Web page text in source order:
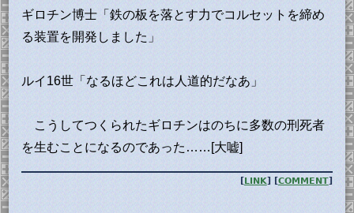
ギロチン博士「鉄の板を落とす力でコルセットを締め
る装置を開発しました」
ルイ16世「なるほどこれは人道的だなあ」
こうしてつくられたギロチンはのちに多数の刑死者
を生むことになるのであった……[大嘘]
[LINK ] [COMMENT]